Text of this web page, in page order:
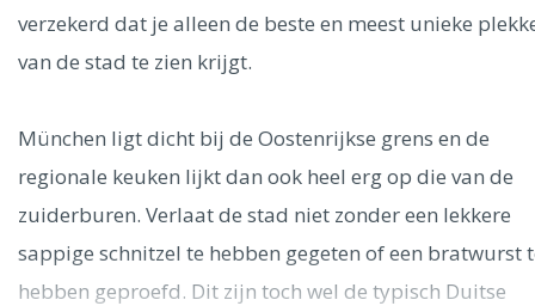
Ålesund
Singapore
Rome Berlijn Mechelen Venetië
Florence
Dublin
Hong Kong München Wenen Budapest
Madrid
Vancouver
Alles bekijken
verzekerd dat je alleen de beste en meest unieke
van de stad te zien krijgt.
München ligt dicht bij de Oostenrijkse grens en de
regionale keuken lijkt dan ook heel erg op die van de
zuiderburen. Verlaat de stad niet zonder een lekkere
sappige schnitzel te hebben gegeten of een bratwurst
hebben geproefd. Dit zijn toch wel de typisch Duitse